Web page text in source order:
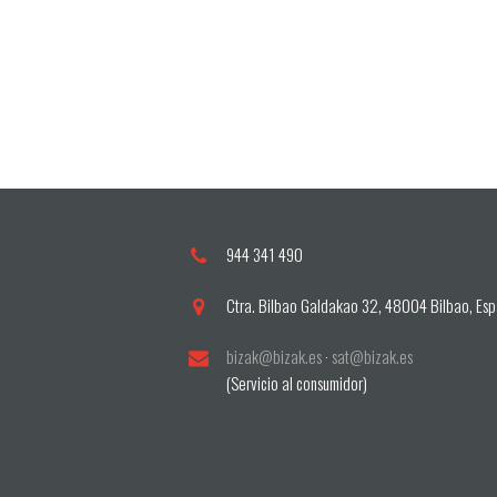
944 341 490
Ctra. Bilbao Galdakao 32, 48004 Bilbao,
bizak@bizak.es· sat@bizak.es
(Servicio al consumidor)